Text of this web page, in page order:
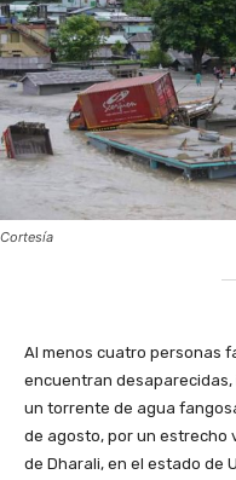
Cortesía
‎Al menos cuatro personas
encuentran desaparecidas,
un torrente de agua
de agosto, por un estrecho
de Dharali, en el estado de